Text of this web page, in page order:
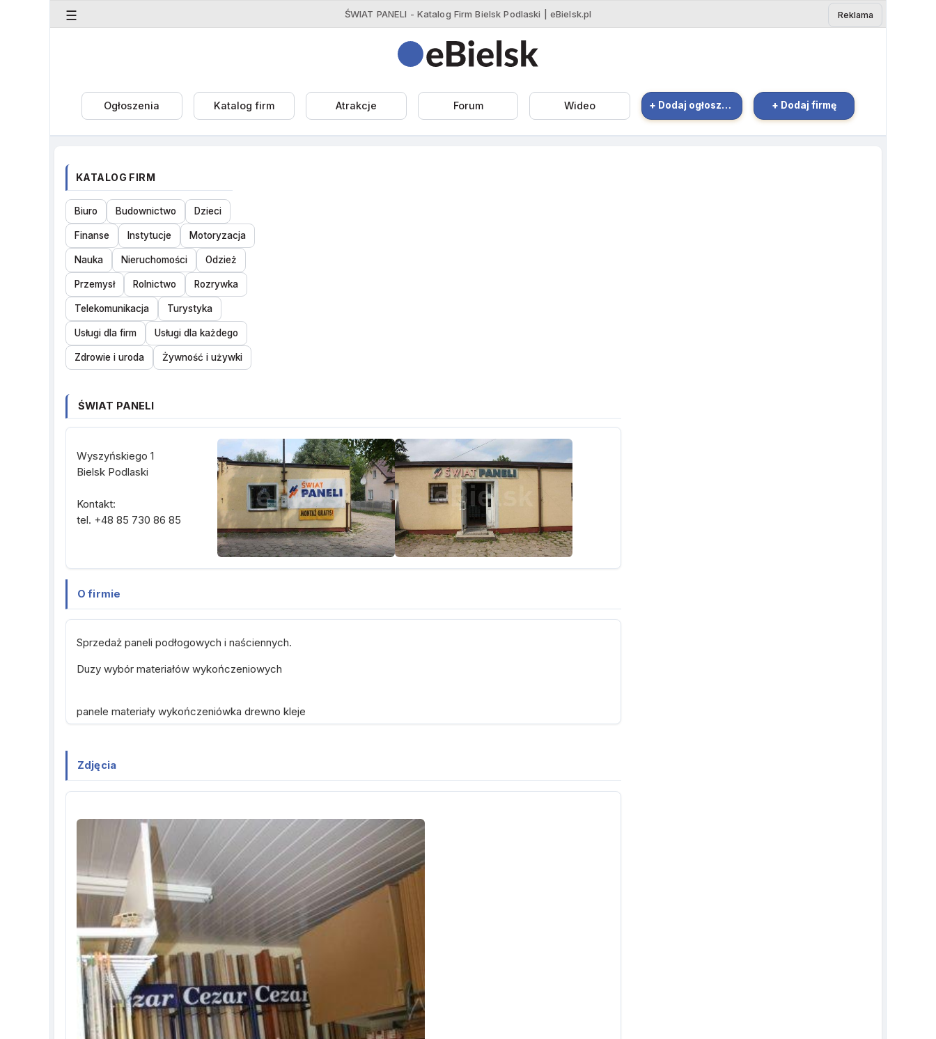
ŚWIAT PANELI - Katalog Firm Bielsk Podlaski | eBielsk.pl
☰ Reklama
Ogłoszenia Katalog firm Atrakcje Forum Wideo + Dodaj ogłoszenie + Dodaj firmę
KATALOG FIRM
Biuro Budownictwo Dzieci
Finanse Instytucje Motoryzacja
Nauka Nieruchomości Odzież
Przemysł Rolnictwo Rozrywka
Telekomunikacja Turystyka
Usługi dla firm Usługi dla każdego
Zdrowie i uroda Żywność i używki
ŚWIAT PANELI
Wyszyńskiego 1
Bielsk Podlaski
Kontakt:
tel. +48 85 730 86 85
O firmie
Sprzedaż paneli podłogowych i naściennych.
Duzy wybór materiałów wykończeniowych
panele materiały wykończeniówka drewno kleje
Zdjęcia